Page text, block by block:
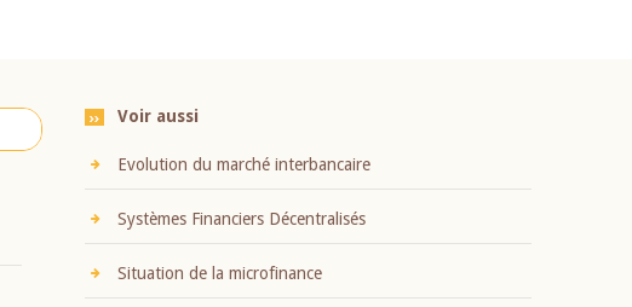
Voir aussi
Evolution du marché interbancaire
Systèmes Financiers Décentralisés
Situation de la microfinance